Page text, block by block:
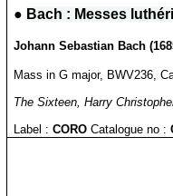
● Bach : Messes
Johann Sebastian Bach
Mass in G major, BWV236,
The Sixteen, Harry
Label : COROCatalogue no :